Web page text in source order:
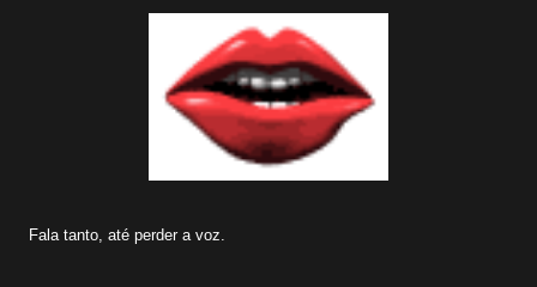
Fala tanto, até perder a voz.